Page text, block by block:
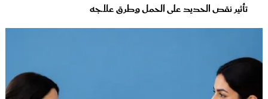
تأثير نقص الحديد على الحمل وطرق علاجه